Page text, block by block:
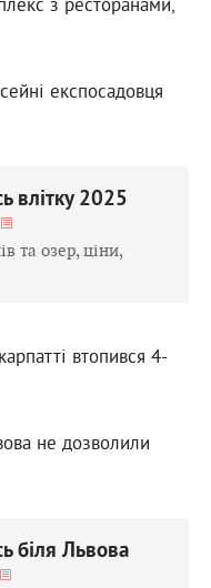
експосадовця
влітку 2025
та озер, ціни,
втопився 4-
не дозволили
біля Львова